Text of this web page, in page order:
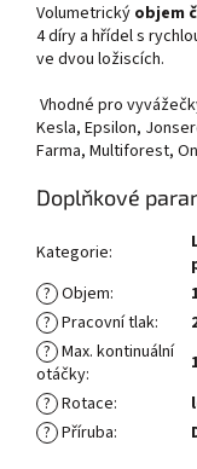
Volumetrický objem
4 díry a hřídel s
ve dvou ložiscích.
Vhodné pro
Kesla, Epsilon,
Farma, Multiforest,
Doplňkové
Kategorie:
? Objem:
? Pracovní tlak:
? Max. kontinuální
otáčky:
? Rotace:
? Příruba: